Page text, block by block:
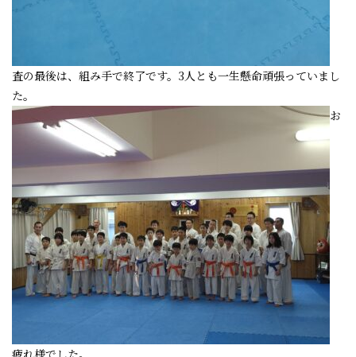
査の最後は、組み手で終了です。3人とも一生懸命頑張っていまし
た。
お
疲れ様でした。